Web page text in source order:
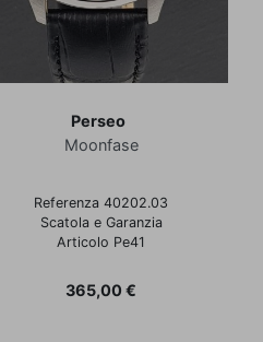
Perseo
Moonfase
Referenza 40202.03
Scatola e Garanzia
Articolo Pe41
Prezzo
365,00 €